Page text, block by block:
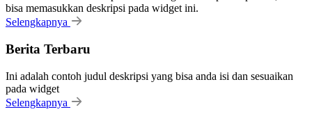
bisa memasukkan deskripsi pada widget ini.
Selengkapnya
Berita Terbaru
Ini adalah contoh judul deskripsi yang bisa anda isi dan sesuaikan
pada widget
Selengkapnya